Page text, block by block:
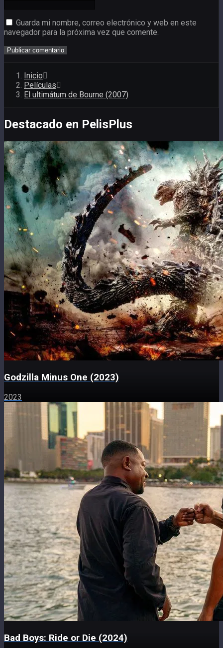
Guarda mi nombre, correo electrónico y web en este
navegador para la próxima vez que comente.
Inicio
Películas
El ultimátum de Bourne (2007)
Destacado en PelisPlus
Godzilla Minus One (2023)
2023
Bad Boys: Ride or Die (2024)